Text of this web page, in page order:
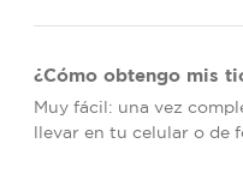
¿Cómo obtengo mis
Muy fácil: una vez
llevar en tu celular o de